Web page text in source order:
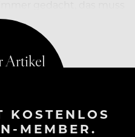
KOSTENLOS
MEMBER.